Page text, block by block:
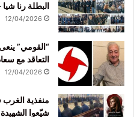
البطلة رنا
12/04/2026
“القومي”
التعاقد مع
12/04/2026
منفذية الغرب
شيّعوا